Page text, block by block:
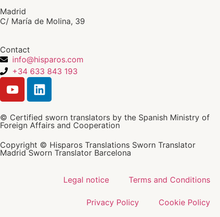
Madrid
C/ María de Molina, 39
Contact
info@hisparos.com
+34 633 843 193
© Certified sworn translators by the Spanish Ministry of
Foreign Affairs and Cooperation
Copyright © Hisparos Translations Sworn Translator
Madrid Sworn Translator Barcelona
Legal notice Terms and Conditions
Privacy Policy Cookie Policy